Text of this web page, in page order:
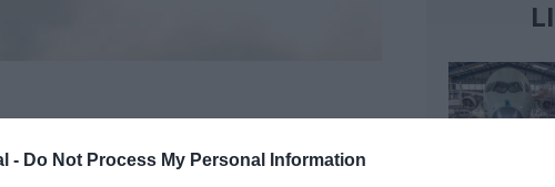
- Do Not Process My Personal Information
apprécié l’article ?